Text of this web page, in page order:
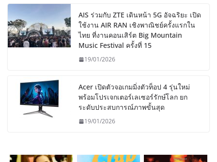
AIS ร่วมกับ ZTE เดินหน้า 5G อัจฉริยะ เปิด
ใช้งาน AIR RAN เชิงพาณิชย์ครั้งแรกใน
ไทย ที่งานคอนเสิร์ต Big Mountain
Music Festival ครั้งที่ 15
19/01/2026
Acer เปิดตัวจอเกมมิ่งตัวท็อป 4 รุ่นใหม่
พร้อมโปรเจกเตอร์เลเซอร์รักษ์โลก ยก
ระดับประสบการณ์ภาพขั้นสุด
19/01/2026